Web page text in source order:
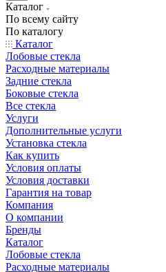
Каталог
По всему сайту
По каталогу
Каталог
Лобовые стекла
Расходные материалы
Задние стекла
Боковые стекла
Все стекла
Услуги
Дополнительные услуги
Установка стекла
Как купить
Условия оплаты
Условия доставки
Гарантия на товар
Компания
О компании
Бренды
Каталог
Лобовые стекла
Расходные материалы